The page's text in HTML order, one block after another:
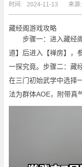
时间: 2024-11-13 来源:
藏经阁游戏攻略
步骤一：进入藏经
道】后进入【禅房】，
一探究竟。步骤二：藏
在三门初始武学中选择
法为群体AOE，附带真